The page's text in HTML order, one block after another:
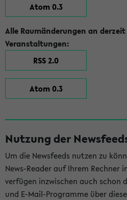
Atom 0.3
Alle Raumänderungen an
Veranstaltungen:
RSS 2.0
Atom 0.3
Nutzung der
Um die Newsfeeds nutzen zu
News-Reader auf Ihrem
verfügen inzwischen auch schon
und E-Mail-Programme über